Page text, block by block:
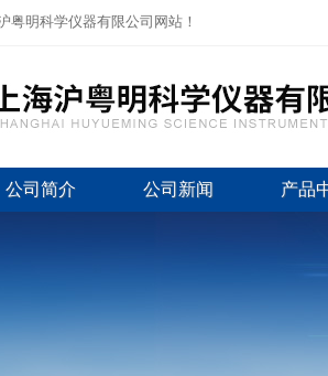
粤明科学仪器有限公司网站！
公司简介 公司新闻 产品